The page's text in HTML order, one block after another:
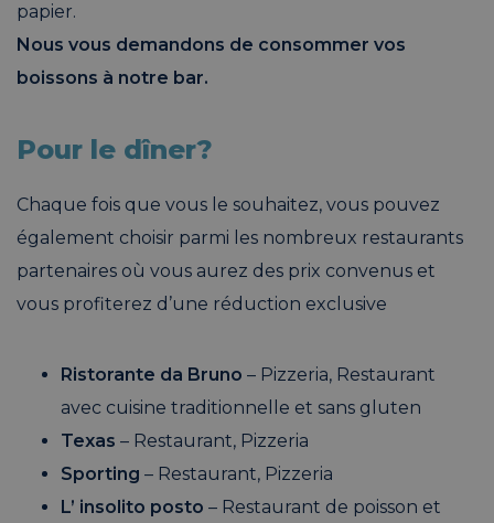
papier.
Nous vous demandons de consommer vos
boissons à notre bar.
Pour le dîner?
Chaque fois que vous le souhaitez, vous pouvez
également choisir parmi les nombreux restaurants
partenaires où vous aurez des prix convenus et
vous profiterez d’une réduction exclusive
Ristorante da Bruno – Pizzeria, Restaurant
avec cuisine traditionnelle et sans gluten
Texas – Restaurant, Pizzeria
Sporting – Restaurant, Pizzeria
L’ insolito posto – Restaurant de poisson et